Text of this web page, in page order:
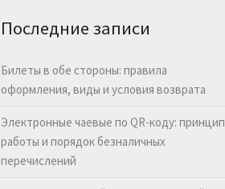
Последние записи
Билеты в обе стороны: правила
оформления, виды и условия возврата
Электронные чаевые по QR-коду: принцип
работы и порядок безналичных
перечислений